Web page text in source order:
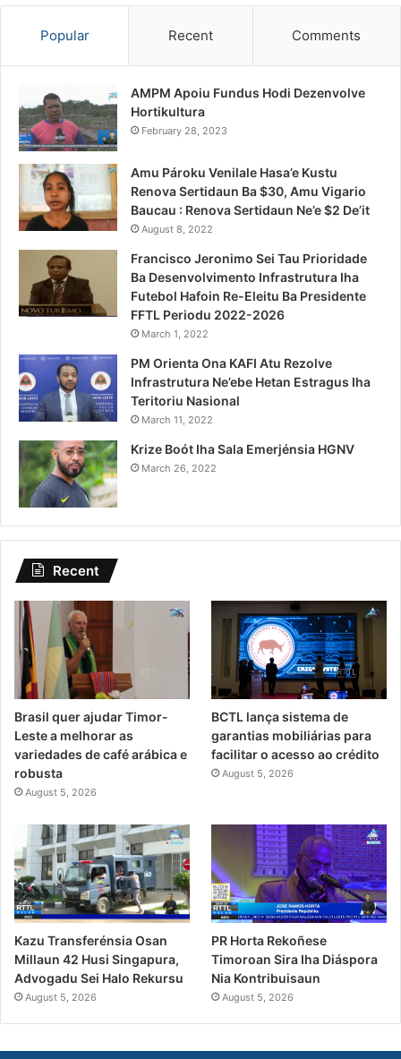
Popular Recent Comments
AMPM Apoiu Fundus Hodi Dezenvolve
Hortikultura
February 28, 2023
Amu Pároku Venilale Hasa’e Kustu
Renova Sertidaun Ba $30, Amu Vigario
Baucau : Renova Sertidaun Ne’e $2 De’it
August 8, 2022
Francisco Jeronimo Sei Tau Prioridade
Ba Desenvolvimento Infrastrutura Iha
Futebol Hafoin Re-Eleitu Ba Presidente
FFTL Periodu 2022-2026
March 1, 2022
PM Orienta Ona KAFI Atu Rezolve
Infrastrutura Ne’ebe Hetan Estragus Iha
Teritoriu Nasional
March 11, 2022
Krize Boót Iha Sala Emerjénsia HGNV
March 26, 2022
Recent
Brasil quer ajudar Timor-
Leste a melhorar as
variedades de café arábica e
robusta
August 5, 2026
BCTL lança sistema de
garantias mobiliárias para
facilitar o acesso ao crédito
August 5, 2026
Kazu Transferénsia Osan
Millaun 42 Husi Singapura,
Advogadu Sei Halo Rekursu
August 5, 2026
PR Horta Rekoñese
Timoroan Sira Iha Diáspora
Nia Kontribuisaun
August 5, 2026